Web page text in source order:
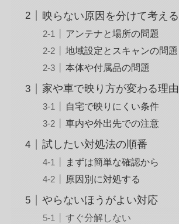
映らない原因を分けて考える
アンテナと場所の問題
地域設定とスキャンの問題
本体や付属品の問題
家や車で映り方が変わる理由
自宅で映りにくい条件
車内や外出先での注意
試したい対処法の順番
まずは簡単な確認から
原因別に対処する
やらないほうがよい対応
すぐ分解しない